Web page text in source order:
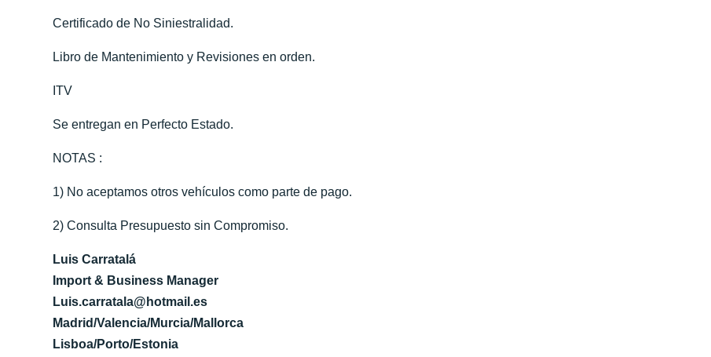
Certificado de No Siniestralidad.
Libro de Mantenimiento y Revisiones en orden.
ITV
Se entregan en Perfecto Estado.
NOTAS :
1) No aceptamos otros vehículos como parte de pago.
2) Consulta Presupuesto sin Compromiso.
Luis Carratalá
Import & Business Manager
Luis.carratala@hotmail.es
Madrid/Valencia/Murcia/Mallorca
Lisboa/Porto/Estonia